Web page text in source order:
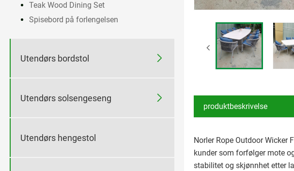
Teak Wood Dining Set
Spisebord på forlengelsen
Utendørs bordstol 
Utendørs solsengeseng 
Utendørs hengestol
produktbeskrivelse
Norler Rope Outdoor Wicker
kunder som forfølger mote
stabilitet og skjønnhet etter